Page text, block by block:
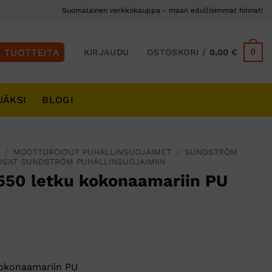
Suomalainen verkkokauppa - maan edullisimmat hinnat!
KIRJAUDU OSTOSKORI / 0,00€ 0
BLOGI
MOOTTOROIDUT PUHALLINSUOJAIMET
SUNDSTRÖM
SUNDSTRÖM PUHALLINSUOJAIMIIN
letku kokonaamariin PU
PU